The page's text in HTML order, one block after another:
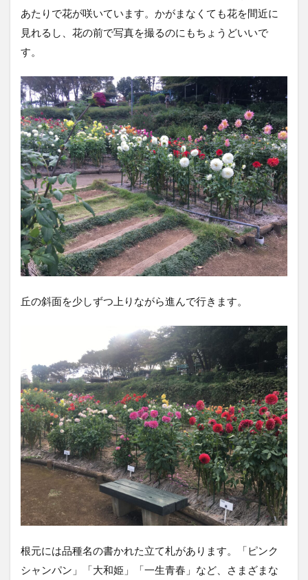
あたりで花が咲いています。かがまなくても花を間近に
見れるし、花の前で写真を撮るのにもちょうどいいで
す。
丘の斜面を少しずつ上りながら進んで行きます。
根元には品種名の書かれた立て札があります。「ピンク
シャンパン」「大和姫」「一生青春」など、さまざまな